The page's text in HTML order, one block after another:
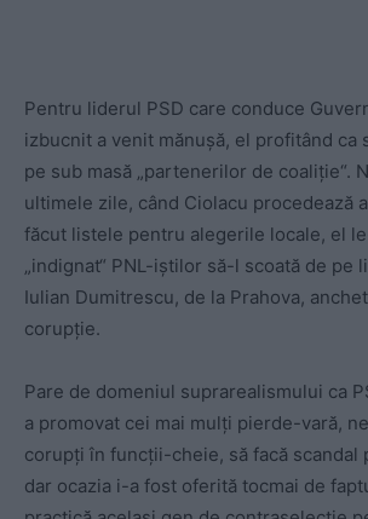
Pentru liderul PSD care conduce
izbucnit a venit mănușă, el profitând ca
pe sub masă „partenerilor de coaliție“.
ultimele zile, când Ciolacu procedează
făcut listele pentru alegerile locale, el
„indignat“ PNL-iștilor să-l scoată de pe
Iulian Dumitrescu, de la Prahova,
corupție.
Pare de domeniul suprarealismului ca
a promovat cei mai mulți pierde-vară,
corupți în funcții-cheie, să facă scandal
dar ocazia i-a fost oferită tocmai de